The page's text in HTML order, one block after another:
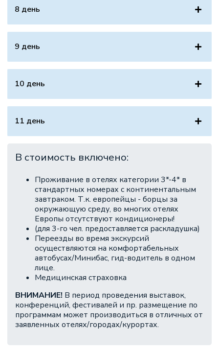
8 день
9 день
10 день
11 день
В стоимость включено:
Проживание в отелях категории 3*-4* в
стандартных номерах с континентальным
завтраком. Т.к. европейцы - борцы за
окружающую среду, во многих отелях
Европы отсутствуют кондиционеры!
(для 3-го чел. предоставляется раскладушка)
Переезды во время экскурсий
осуществляются на комфортабельных
автобусах/Минибас, гид-водитель в одном
лице.
Медицинская страховка
ВНИМАНИЕ! В период проведения выставок,
конференций, фестивалей и пр. размещение по
программам может производиться в отличных от
заявленных отелях/городах/курортах.